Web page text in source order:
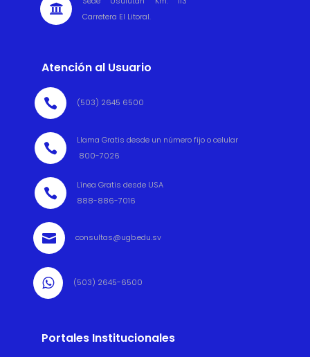

Carretera El Litoral.
Atención al Usuario
 (503) 2645 6500

Llama Gratis desde un número fijo o celular
800-7026

Línea Gratis desde USA
888-886-7016
 consultas@ugb.edu.sv
 (503) 2645-6500
Portales Institucionales